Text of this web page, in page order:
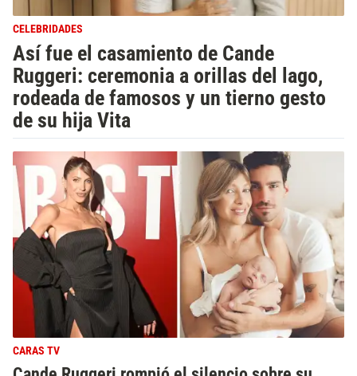
CELEBRIDADES
Así fue el casamiento de Cande
Ruggeri: ceremonia a orillas del lago,
rodeada de famosos y un tierno gesto
de su hija Vita
CARAS TV